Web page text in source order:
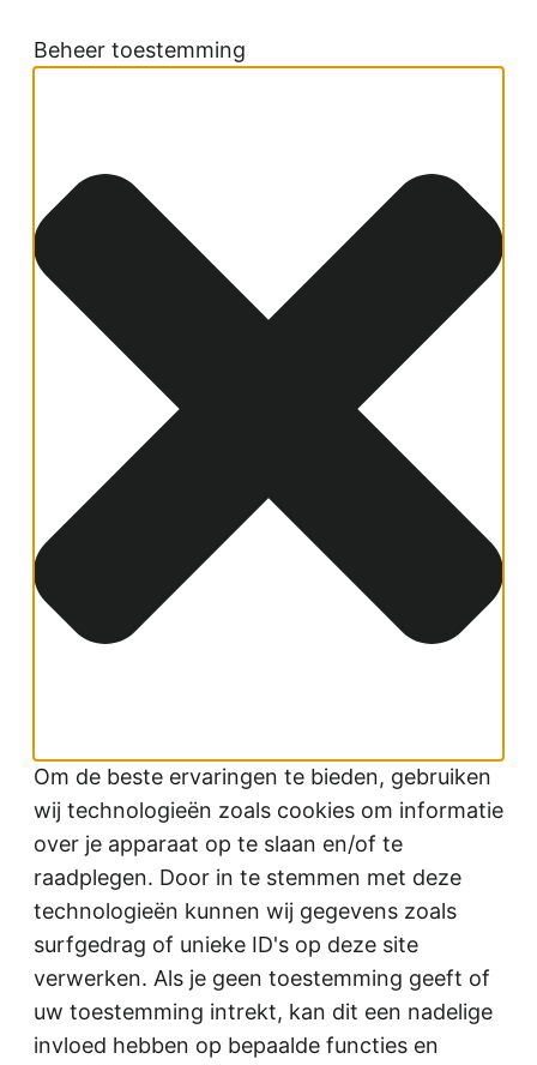
Beheer toestemming
Om de beste ervaringen te bieden, gebruiken
wij technologieën zoals cookies om informatie
over je apparaat op te slaan en/of te
raadplegen. Door in te stemmen met deze
technologieën kunnen wij gegevens zoals
surfgedrag of unieke ID's op deze site
verwerken. Als je geen toestemming geeft of
uw toestemming intrekt, kan dit een nadelige
invloed hebben op bepaalde functies en